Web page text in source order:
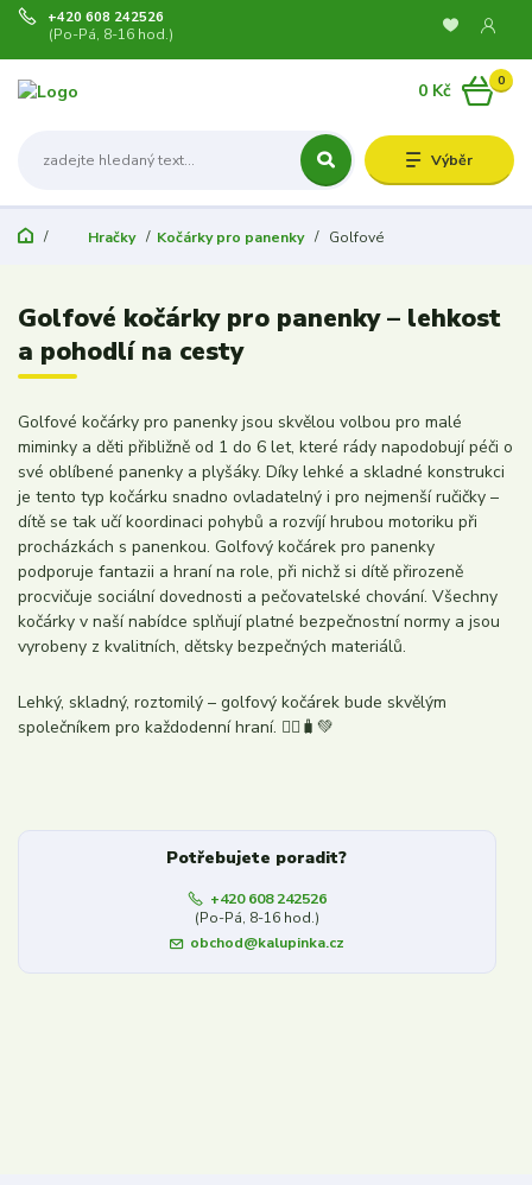
Výběr
+420 608 242526
(Po-Pá, 8-16 hod.)
0
0 Kč
Hračky Kočárky pro panenky Golfové
Golfové kočárky pro panenky – lehkost
a pohodlí na cesty
Golfové kočárky pro panenky jsou skvělou volbou pro malé
miminky a děti přibližně od 1 do 6 let, které rády napodobují péči o
své oblíbené panenky a plyšáky. Díky lehké a skladné konstrukci
je tento typ kočárku snadno ovladatelný i pro nejmenší ručičky –
dítě se tak učí koordinaci pohybů a rozvíjí hrubou motoriku při
procházkách s panenkou. Golfový kočárek pro panenky
podporuje fantazii a hraní na role, při nichž si dítě přirozeně
procvičuje sociální dovednosti a pečovatelské chování. Všechny
kočárky v naší nabídce splňují platné bezpečnostní normy a jsou
vyrobeny z kvalitních, dětsky bezpečných materiálů.
Lehký, skladný, roztomilý – golfový kočárek bude skvělým
společníkem pro každodenní hraní. 🚶‍♀️🧳💚
Potřebujete poradit?
+420 608 242526
(Po-Pá, 8-16 hod.)
obchod@kalupinka.cz